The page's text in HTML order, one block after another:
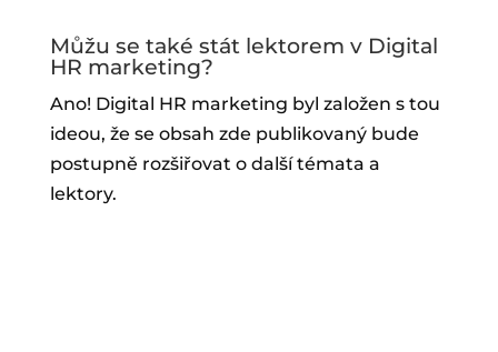
Můžu se také stát lektorem v Digital
HR marketing?
Ano! Digital HR marketing byl založen s tou
ideou, že se obsah zde publikovaný bude
postupně rozšiřovat o další témata a
lektory.